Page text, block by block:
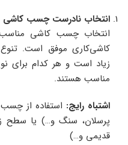
انتخاب نادرست چسب کاشی
انتخاب چسب کاشی
کاشی‌کاری موفق است.
زیاد است و هر کدام برای
مناسب هستند.
اشتباه رایج: استفاده از
پرسلان، سنگ و…) یا سطح
قدیمی و…)